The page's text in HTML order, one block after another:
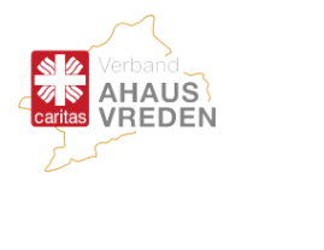
Zum Inhalt springen